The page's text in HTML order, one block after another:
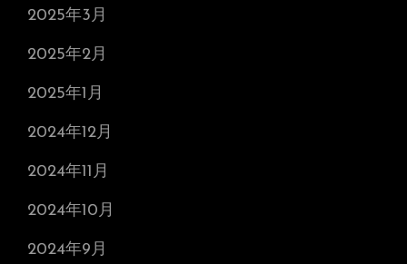
2025年3月
2025年2月
2025年1月
2024年12月
2024年11月
2024年10月
2024年9月